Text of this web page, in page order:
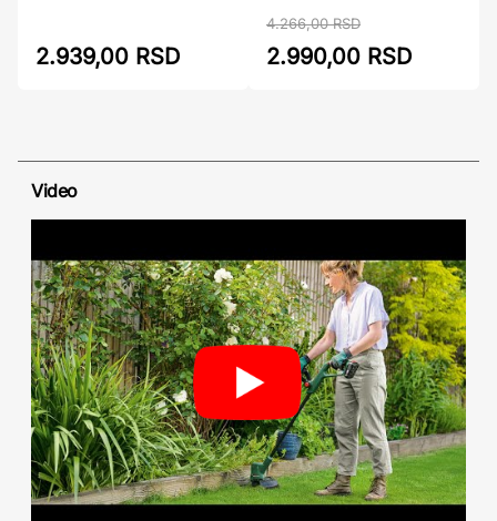
2.939,00 RSD
4.266,00 RSD
2.990,00 RSD
Video